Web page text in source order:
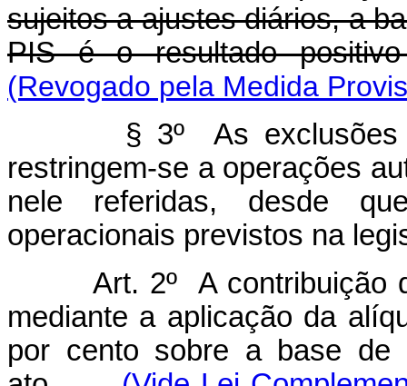
sujeitos a ajustes diários, a
PIS é o resultado
(Revogado pela Medida
§ 3º As exclusões
restringem-se a operações
nele referidas, desde
operacionais previstos na
Art. 2º A contribuição
mediante a aplicação da
por cento sobre a base de